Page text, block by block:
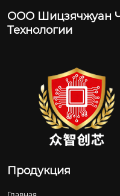
ООО Шицзячжуан
Технологии
Продукция